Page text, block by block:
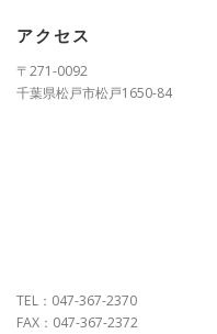
アクセス
〒271-0092
千葉県松戸市松戸1650-84
TEL：047-367-2370
FAX：047-367-2372